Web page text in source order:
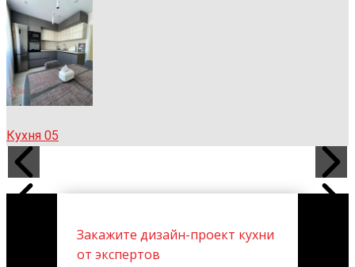
Кухня 05
Закажите дизайн-проект кухни
от экспертов